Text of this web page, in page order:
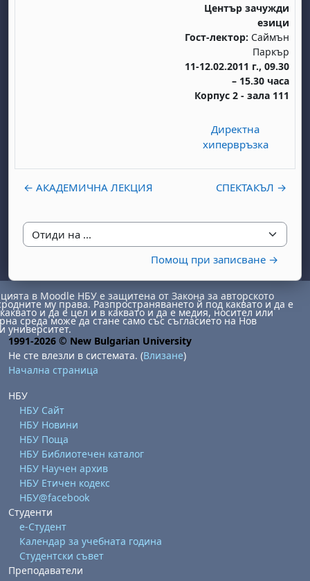
Център зачужди
езици
Гост-лектор: Саймън
Паркър
11-12.02.2011 г., 09.30
– 15.30 часа
Корпус 2 - зала 111
Директна
хипервръзка
← АКАДЕМИЧНА ЛЕКЦИЯ СПЕКТАКЪЛ →
Отиди на ...
Помощ при записване →
1 август
неделя, 2 август
6 август
август
8 август
неделя, 9 август
август
август
15 август
неделя, 16 август
август
август
22 август
неделя, 23 август
август
август
29 август
неделя, 30 август
в Moodle НБУ е защитена от Закона за авторското
му права. Разпространяването й под каквато и да е
и да е цел и в каквато и да е медия, носител или
среда може да стане само със съгласието на Нов
университет.
1991-2026 © New Bulgarian University
Не сте влезли в системата. (Влизане)
Начална страница
НБУ
НБУ Сайт
НБУ Новини
НБУ Поща
НБУ Библиотечен каталог
НБУ Научен архив
НБУ Етичен кодекс
НБУ@facebook
Студенти
е-Студент
Календар за учебната година
Студентски съвет
Преподаватели